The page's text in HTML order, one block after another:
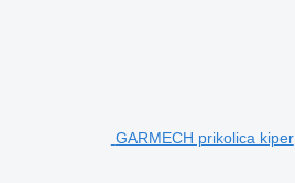
GARMECH prikolica kiper